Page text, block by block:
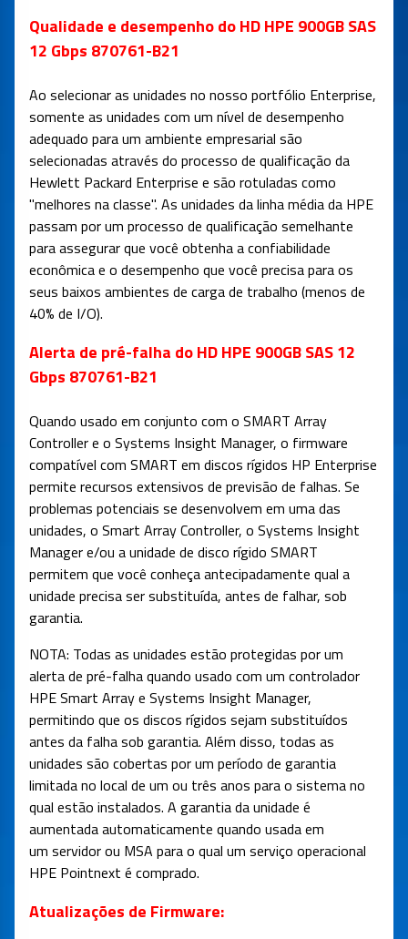
Qualidade e desempenho do HD HPE 900GB SAS
12 Gbps 870761-B21
Ao selecionar as unidades no nosso portfólio Enterprise,
somente as unidades com um nível de desempenho
adequado para um ambiente empresarial são
selecionadas através do processo de qualificação da
Hewlett Packard Enterprise e são rotuladas como
"melhores na classe". As unidades da linha média da HPE
passam por um processo de qualificação semelhante
para assegurar que você obtenha a confiabilidade
econômica e o desempenho que você precisa para os
seus baixos ambientes de carga de trabalho (menos de
40% de I/O).
Alerta de pré-falha do HD HPE 900GB SAS 12
Gbps 870761-B21
Quando usado em conjunto com o SMART Array
Controller e o Systems Insight Manager, o firmware
compatível com SMART em discos rígidos HP Enterprise
permite recursos extensivos de previsão de falhas. Se
problemas potenciais se desenvolvem em uma das
unidades, o Smart Array Controller, o Systems Insight
Manager e/ou a unidade de disco rígido SMART
permitem que você conheça antecipadamente qual a
unidade precisa ser substituída, antes de falhar, sob
garantia.
NOTA: Todas as unidades estão protegidas por um
alerta de pré-falha quando usado com um controlador
HPE Smart Array e Systems Insight Manager,
permitindo que os discos rígidos sejam substituídos
antes da falha sob garantia. Além disso, todas as
unidades são cobertas por um período de garantia
limitada no local de um ou três anos para o sistema no
qual estão instalados. A garantia da unidade é
aumentada automaticamente quando usada em
um servidor ou MSA para o qual um serviço operacional
HPE Pointnext é comprado.
Atualizações de Firmware: